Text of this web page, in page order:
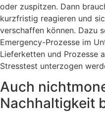
oder zuspitzen. Dann
kurzfristig reagieren und
verschaffen können. Dazu
Emergency-Prozesse im
Lieferketten und Prozesse
Stresstest unterzogen
Auch
Nachhaltigkeit